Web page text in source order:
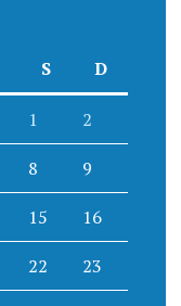
S D
1 2
8 9
15 16
22 23